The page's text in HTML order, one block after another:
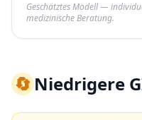
Geschätztes Modell —
medizinische Beratung.
🔄Niedrigere